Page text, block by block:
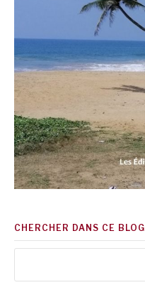
CHERCHER DANS CE BLOG